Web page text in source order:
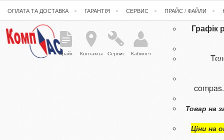
ОПЛАТА ТА ДОСТАВКА ГАРАНТІЯ СЕРВИС ПРАЙС / ФАЙЛИ
Прайс Контакты Сервис Кабинет
Графік
Товар на
Ціни на